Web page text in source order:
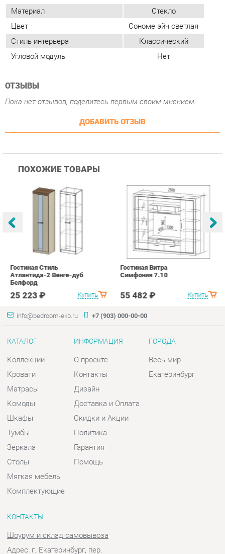
ОТЗЫВЫ
Пока нет отзывов, поделитесь первым своим мнением.
ПОХОЖИЕ ТОВАРЫ
Купить
Гостиная Стиль
Атлантида-2 Венге-дуб
25 223 ₽ Купить
Гостиная Витра
Симфония 7.10
55 482 ₽
+7 (903) 000-00-00
КАТАЛОГ
Коллекции
Кровати
Матрасы
Комоды
Шкафы
Тумбы
Зеркала
Столы
Контакты
Дизайн
Доставка и Оплата
Скидки и Акции
Политика
Гарантия
Помощь
ГОРОДА
Екатеринбург
КОНТАКТЫ
Телефон: +7 (903) 000-00-00
Отправить сообщение